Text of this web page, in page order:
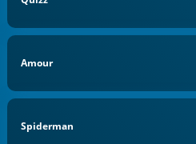
Amour
Spiderman